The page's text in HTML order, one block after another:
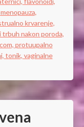
menopauza,
krvarenje,
trbuh nakon poroda,
protuupalno
tonik, vaginalne